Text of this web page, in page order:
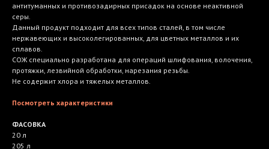
антитуманных и противозадирных присадок на основе неактивной
серы.
Данный продукт подходит для всех типов сталей, в том числе
нержавеющих и высоколегированных, для цветных металлов и их
сплавов.
СОЖ специально разработана для операций шлифования, волочения,
протяжки, лезвийной обработки, нарезания резьбы.
Не содержит хлора и тяжелых металлов.
Посмотреть характеристики
ФАСОВКА
20 л
205 л